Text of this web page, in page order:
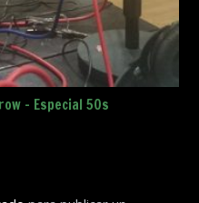
– Especial 50s